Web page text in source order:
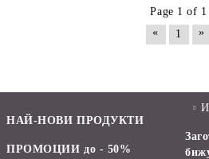
Page 1 of 1
«
1 »
НАЙ-НОВИ ПРОДУКТИ
ПРОМОЦИИ до - 50%